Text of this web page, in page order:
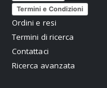
Termini e Condizioni
Ordini e resi
Termini di ricerca
Contattaci
Ricerca avanzata